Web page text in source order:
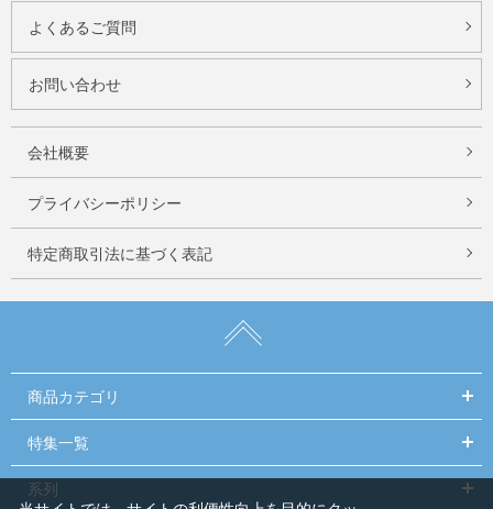
よくあるご質問
お問い合わせ
会社概要
プライバシーポリシー
特定商取引法に基づく表記
商品カテゴリ
特集一覧
系列